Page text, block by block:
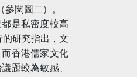
閱圖二）。
是私密度較高
的研究指出，文
香港儒家文化
題較為敏感、